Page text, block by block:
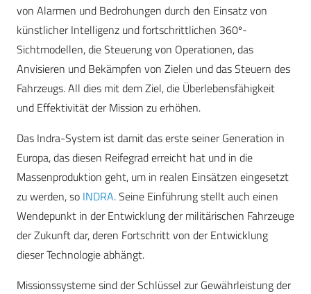
von Alarmen und Bedrohungen durch den Einsatz von
künstlicher Intelligenz und fortschrittlichen 360º-
Sichtmodellen, die Steuerung von Operationen, das
Anvisieren und Bekämpfen von Zielen und das Steuern des
Fahrzeugs. All dies mit dem Ziel, die Überlebensfähigkeit
und Effektivität der Mission zu erhöhen.
Das Indra-System ist damit das erste seiner Generation in
Europa, das diesen Reifegrad erreicht hat und in die
Massenproduktion geht, um in realen Einsätzen eingesetzt
zu werden, so INDRA. Seine Einführung stellt auch einen
Wendepunkt in der Entwicklung der militärischen Fahrzeuge
der Zukunft dar, deren Fortschritt von der Entwicklung
dieser Technologie abhängt.
Missionssysteme sind der Schlüssel zur Gewährleistung der